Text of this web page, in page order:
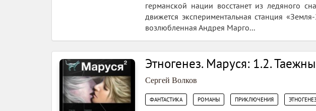
германской нации восстанет из ледяного
движется экспериментальная станция
возлюбленная Андрея Марго...
Этногенез. Маруся: 1.2.
Сергей Волков
ФАНТАСТИКА РОМАНЫ ПРИКЛЮЧЕНИЯ